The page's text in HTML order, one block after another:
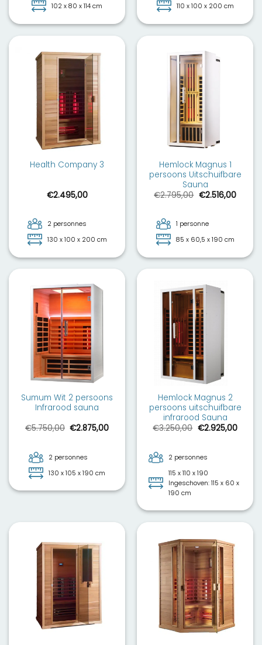
102 x 80 x 114 cm
110 x 100 x 200 cm
Health Company 3
€2.495,00
2 personnes
130 x 100 x 200 cm
Hemlock Magnus 1
persoons Uitschuifbare
Sauna
€2.795,00 Le
€2.795,00.
€2.516,00Le
1 personne
85 x 60,5 x 190 cm
Sumum Wit 2 persoons
Infrarood sauna
€5.750,00 Le
€5.750,00.
€2.875,00Le
€2.875,00.
2 personnes
130 x 105 x 190 cm
Hemlock Magnus 2
persoons uitschuifbare
infrarood Sauna
€3.250,00 Le
€3.250,00.
€2.925,00Le
2 personnes
115 x 110 x 190
Ingeschoven: 115 x 60 x
190 cm